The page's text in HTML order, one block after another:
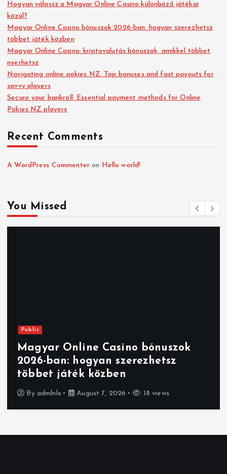
Hogyan válassz a Magyar Online Casino különböző játékai
közül?
Magyar Online Casino bónuszok 2026-ban: hogyan szerezhetsz
többet játék közben
Magyar Online Casino: kriptovalutás bónuszok, amikkel többet
nyerhetsz
Navigating online pokies NZ: Top bonuses and fast payouts for
savvy players
Secure your bankroll: Essential payment methods for Online
Pokies NZ players
Recent Comments
A WordPress Commenter on Hello world!
You Missed
Public
Magyar Online Casino bónuszok
2026-ban: hogyan szerezhetsz
többet játék közben
By admlnlx August 7, 2026 18 views